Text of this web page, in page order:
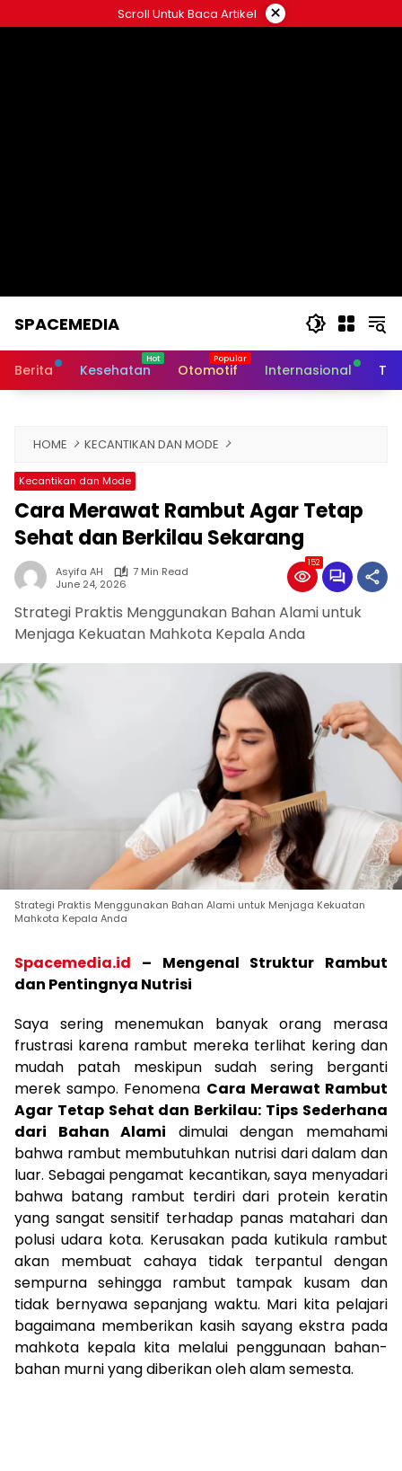
to
Scroll Untuk Baca Artikel ×
SPACEMEDIA
Berita Kesehatan Otomotif Internasional
HOME KECANTIKAN DAN MODE
Kecantikan dan Mode
Cara Merawat Rambut Agar Tetap
Sehat dan Berkilau Sekarang
Asyifa AH
7 Min Read
June 24, 2026
152
Strategi Praktis Menggunakan Bahan Alami untuk
Menjaga Kekuatan Mahkota Kepala Anda
Strategi Praktis Menggunakan Bahan Alami untuk Menjaga Kekuatan
Mahkota Kepala Anda
Spacemedia.id – Mengenal Struktur Rambut
dan Pentingnya Nutrisi
Saya sering menemukan banyak orang merasa
frustrasi karena rambut mereka terlihat kering dan
mudah patah meskipun sudah sering berganti
merek sampo. Fenomena Cara Merawat Rambut
Agar Tetap Sehat dan Berkilau: Tips Sederhana
dari Bahan Alami dimulai dengan memahami
bahwa rambut membutuhkan nutrisi dari dalam dan
luar. Sebagai pengamat kecantikan, saya menyadari
bahwa batang rambut terdiri dari protein keratin
yang sangat sensitif terhadap panas matahari dan
polusi udara kota. Kerusakan pada kutikula rambut
akan membuat cahaya tidak terpantul dengan
sempurna sehingga rambut tampak kusam dan
tidak bernyawa sepanjang waktu. Mari kita pelajari
bagaimana memberikan kasih sayang ekstra pada
mahkota kepala kita melalui penggunaan bahan-
bahan murni yang diberikan oleh alam semesta.